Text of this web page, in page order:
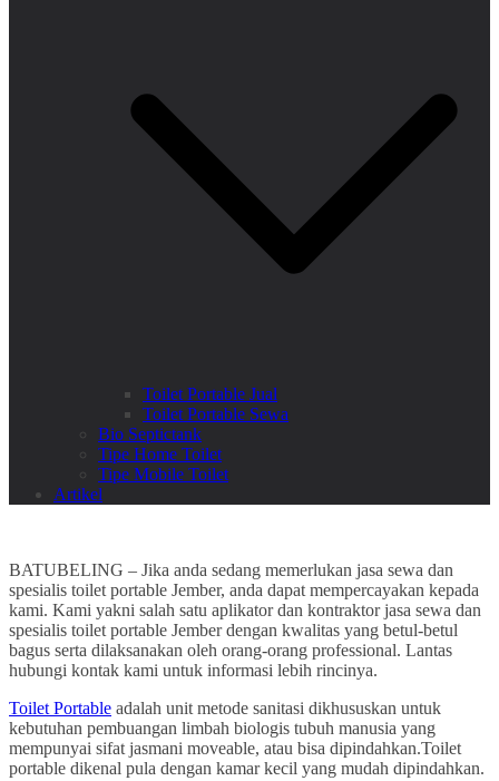
Toilet Portable Jual
Toilet Portable Sewa
Bio Septictank
Tipe Home Toilet
Tipe Mobile Toilet
Artikel
BATUBELING – Jika anda sedang memerlukan jasa sewa dan
spesialis toilet portable Jember, anda dapat mempercayakan kepada
kami. Kami yakni salah satu aplikator dan kontraktor jasa sewa dan
spesialis toilet portable Jember dengan kwalitas yang betul-betul
bagus serta dilaksanakan oleh orang-orang professional. Lantas
hubungi kontak kami untuk informasi lebih rincinya.
Toilet Portable adalah unit metode sanitasi dikhususkan untuk
kebutuhan pembuangan limbah biologis tubuh manusia yang
mempunyai sifat jasmani moveable, atau bisa dipindahkan.Toilet
portable dikenal pula dengan kamar kecil yang mudah dipindahkan.